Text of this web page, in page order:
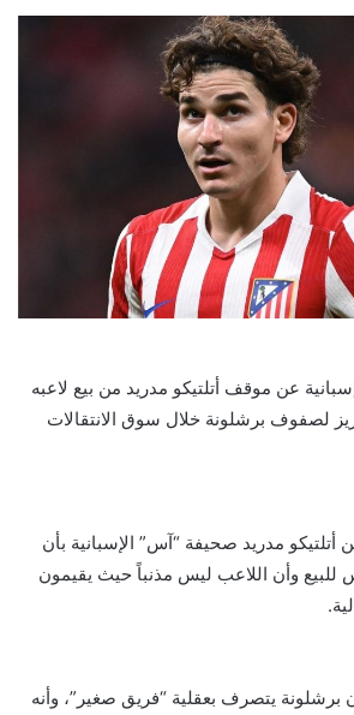
عن موقف أتلتيكو مدريد من بيع لاعبه
لصفوف برشلونة خلال سوق الانتقالات
مدريد صحيفة “آس” الإسبانية بأن
للبيع وأن اللاعب ليس مذنباً حيث يقيمون
برشلونة يتصرف بعقلية “فريق صغير”، وأنه